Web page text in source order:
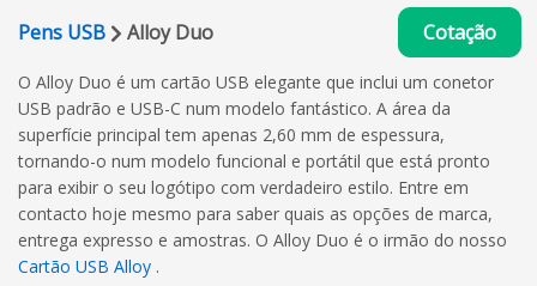
Pens USB Alloy Duo Cotação
O Alloy Duo é um cartão USB elegante que inclui um conetor
USB padrão e USB-C num modelo fantástico. A área da
superfície principal tem apenas 2,60 mm de espessura,
tornando-o num modelo funcional e portátil que está pronto
para exibir o seu logótipo com verdadeiro estilo. Entre em
contacto hoje mesmo para saber quais as opções de marca,
entrega expresso e amostras. O Alloy Duo é o irmão do nosso
Cartão USB Alloy .